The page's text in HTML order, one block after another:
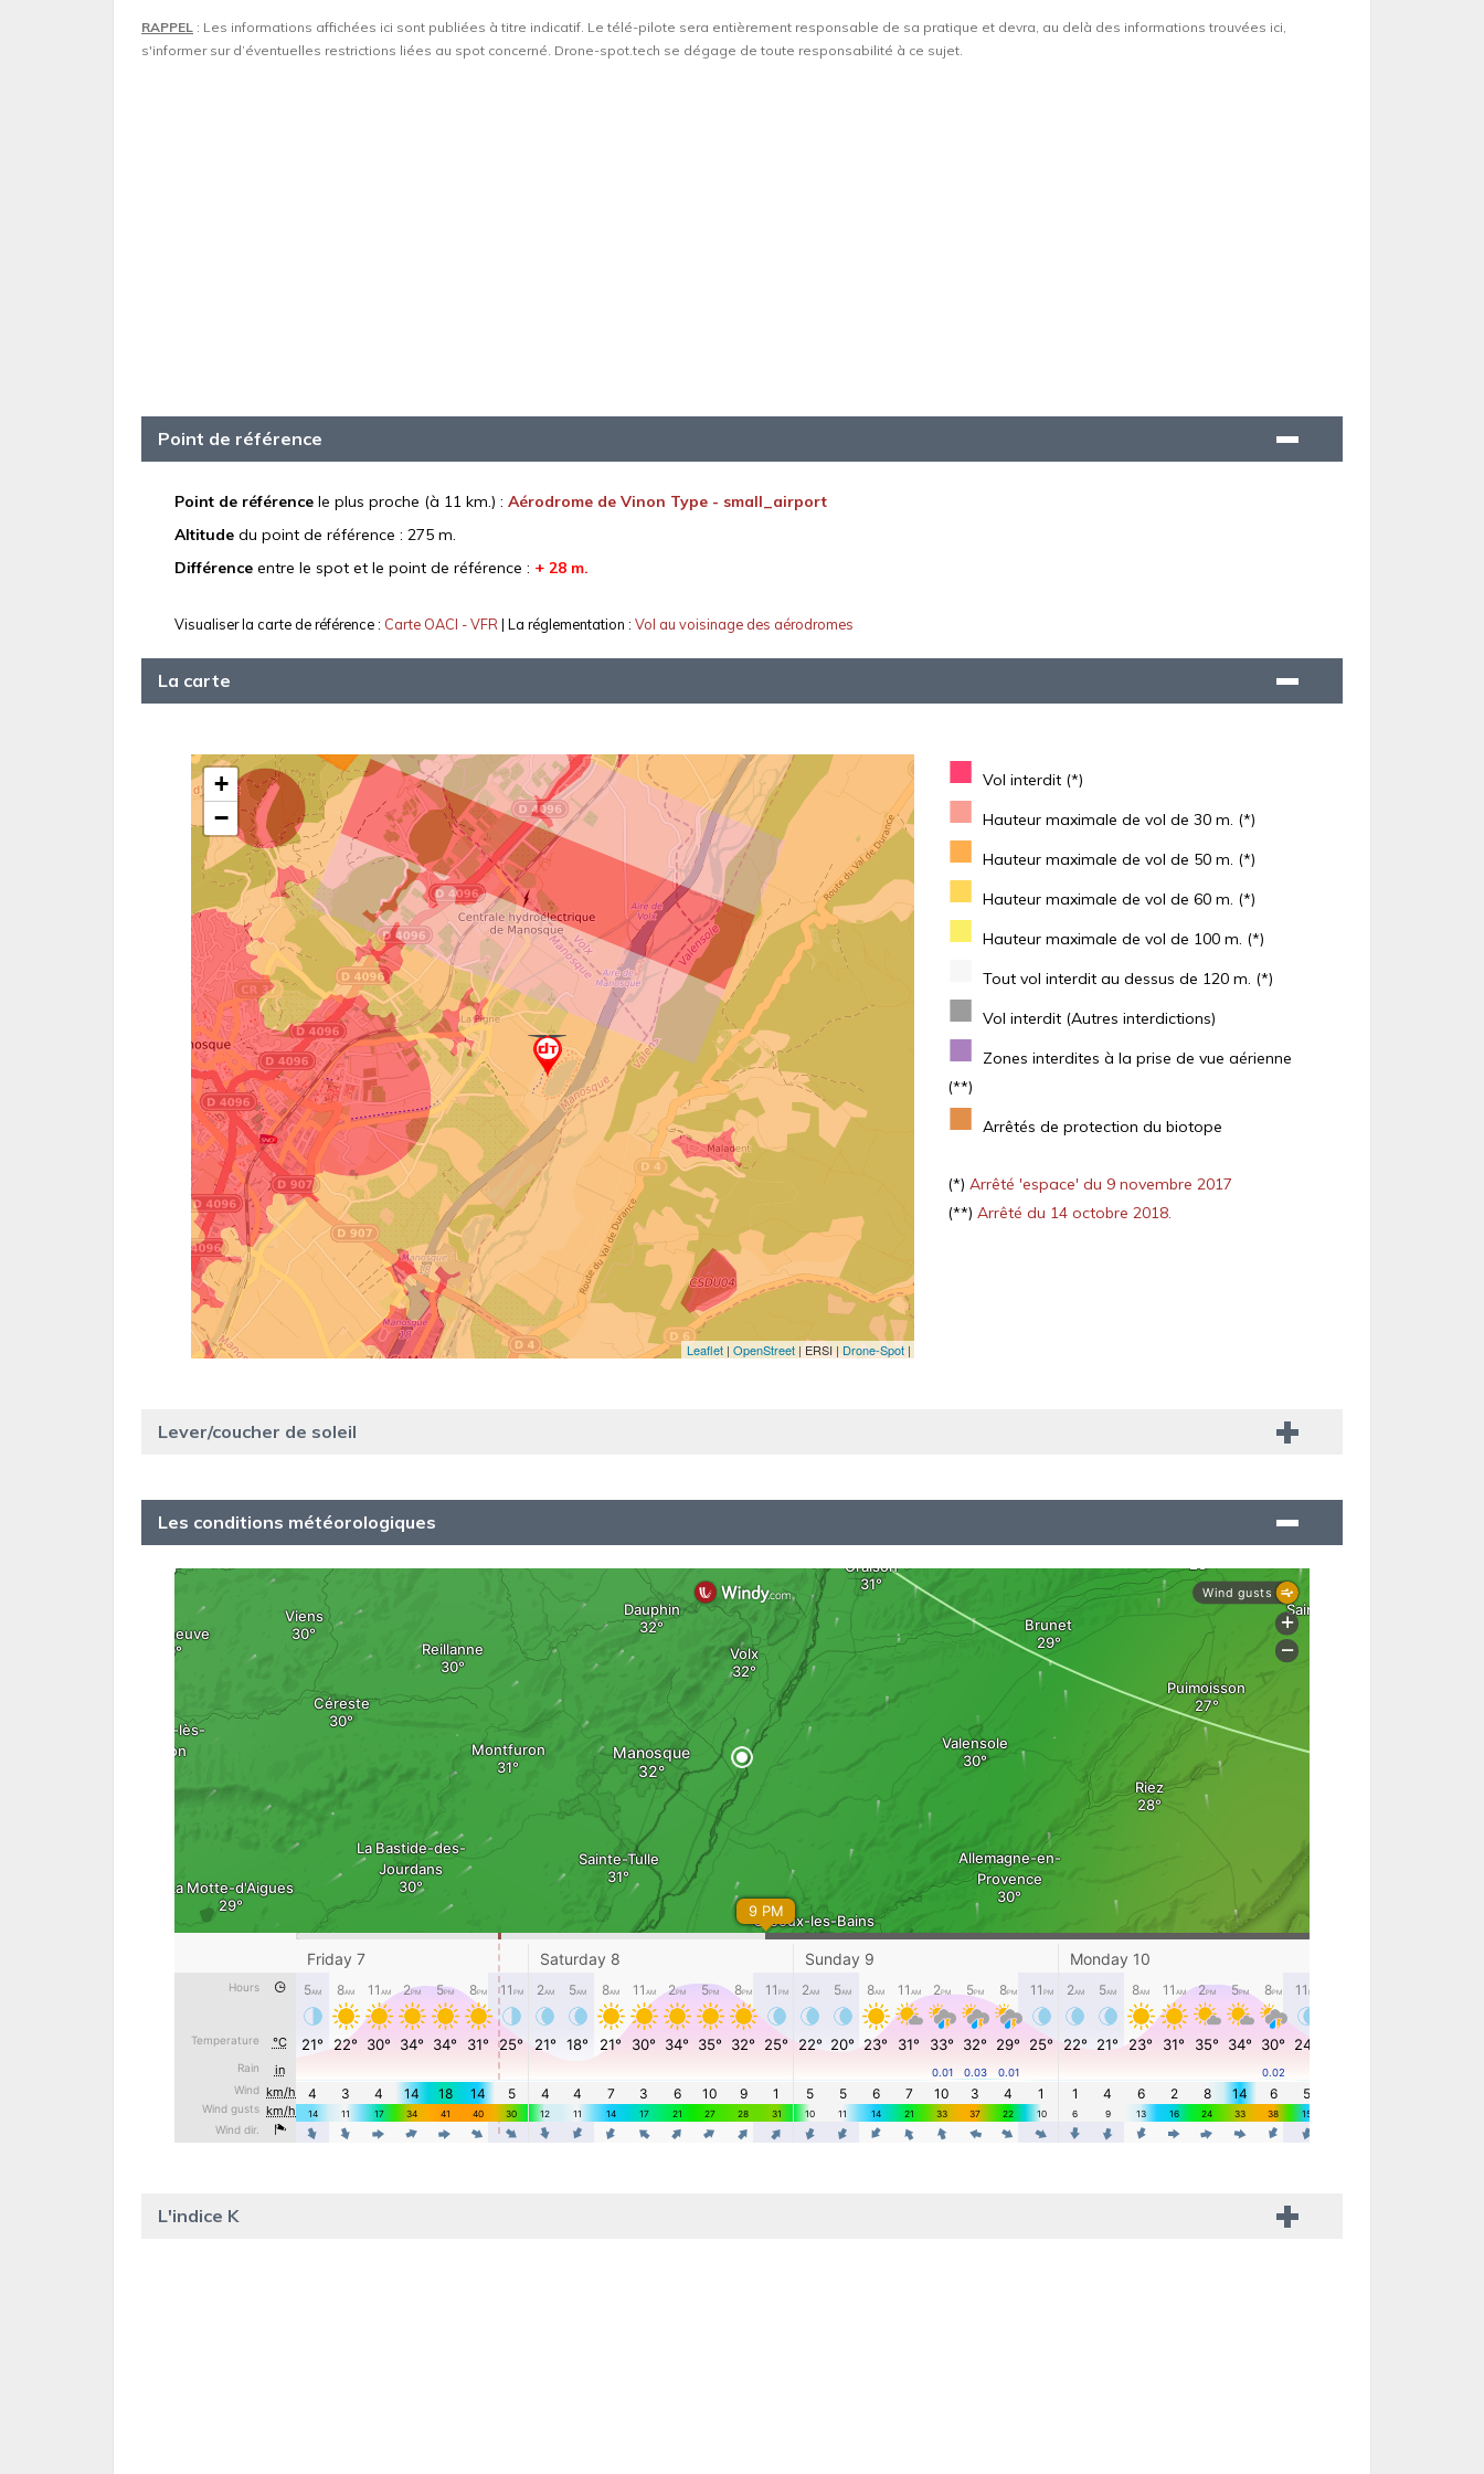
RAPPEL : Les informations affichées ici sont publiées à titre indicatif. Le télé-pilote sera entièrement responsable de sa pratique et devra, au delà des informations trouvées ici,
s'informer sur d’éventuelles restrictions liées au spot concerné. Drone-spot.tech se dégage de toute responsabilité à ce sujet.
Point de référence
Point de référence le plus proche (à 11 km.) : Aérodrome de Vinon Type - small_airport
Altitude du point de référence : 275 m.
Différence entre le spot et le point de référence : + 28 m.
Visualiser la carte de référence : Carte OACI - VFR| La réglementation : Vol au voisinage des aérodromes
La carte
■ Vol interdit (*)
■ Hauteur maximale de vol de 30 m. (*)
■ Hauteur maximale de vol de 50 m. (*)
■ Hauteur maximale de vol de 60 m. (*)
■ Hauteur maximale de vol de 100 m. (*)
Tout vol interdit au dessus de 120 m. (*)
■ Vol interdit (Autres interdictions)
■
Zones interdites à la prise de vue aérienne
(**)
■ Arrêtés de protection du biotope
(*) Arrêté 'espace' du 9 novembre 2017
(**) Arrêté du 14 octobre 2018.
Lever/coucher de soleil
Les conditions météorologiques
L'indice K